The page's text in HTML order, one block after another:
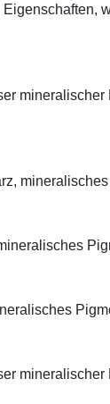
Eigenschaften,
mineralischer
mineralischer